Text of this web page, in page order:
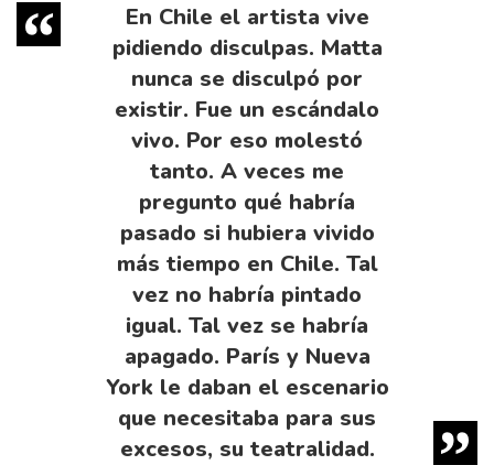
En Chile el artista vive
pidiendo disculpas. Matta
nunca se disculpó por
existir. Fue un escándalo
vivo. Por eso molestó
tanto. A veces me
pregunto qué habría
pasado si hubiera vivido
más tiempo en Chile. Tal
vez no habría pintado
igual. Tal vez se habría
apagado. París y Nueva
York le daban el escenario
que necesitaba para sus
excesos, su teatralidad.